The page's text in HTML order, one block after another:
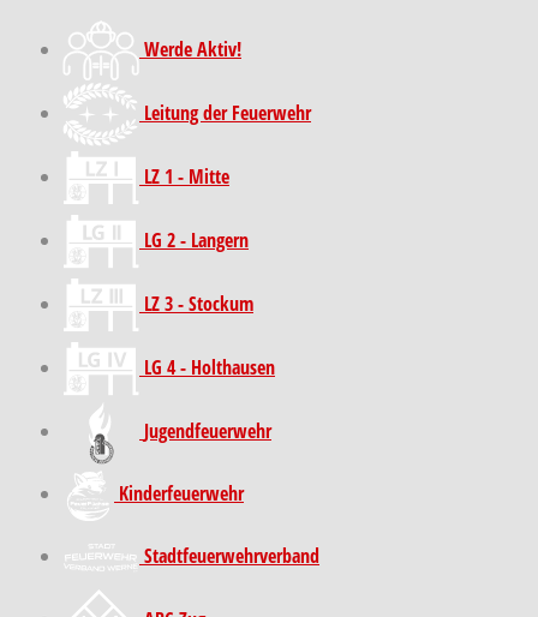
Werde Aktiv!
Leitung der Feuerwehr
LZ 1 - Mitte
LG 2 - Langern
LZ 3 - Stockum
LG 4 - Holthausen
Jugendfeuerwehr
Kinder­feuer­wehr
Stadt­feuer­wehr­verband